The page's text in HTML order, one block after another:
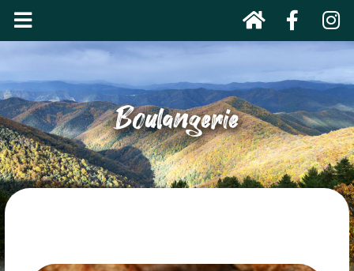
Boulangerie